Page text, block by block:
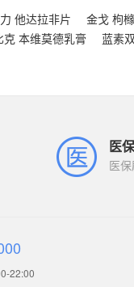
他达拉非片 金戈 枸
克 本维莫德乳膏 蓝素
医
医保
22:00